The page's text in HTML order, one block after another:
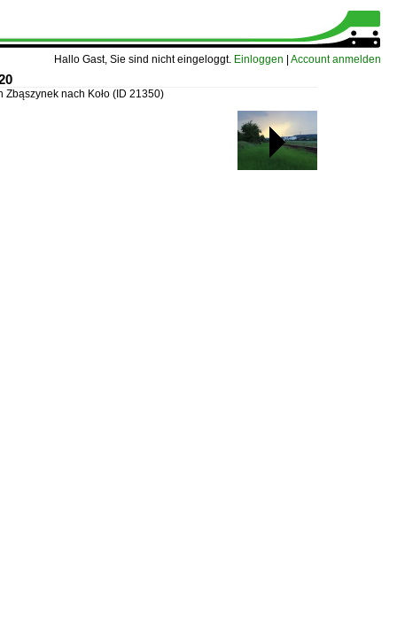
Hallo Gast, Sie sind nicht eingeloggt. Einloggen Account anmelden
Zbąszynek nach Koło (ID 21350)